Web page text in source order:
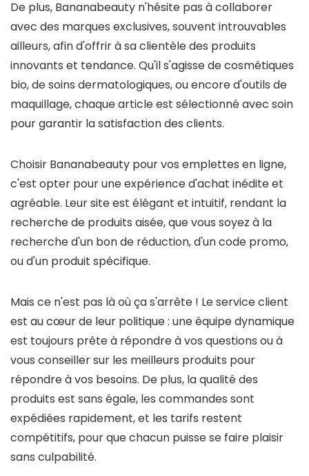
De plus, Bananabeauty n'hésite pas à collaborer
avec des marques exclusives, souvent introuvables
ailleurs, afin d'offrir à sa clientèle des produits
innovants et tendance. Qu'il s'agisse de cosmétiques
bio, de soins dermatologiques, ou encore d'outils de
maquillage, chaque article est sélectionné avec soin
pour garantir la satisfaction des clients.
Choisir Bananabeauty pour vos emplettes en ligne,
c'est opter pour une expérience d'achat inédite et
agréable. Leur site est élégant et intuitif, rendant la
recherche de produits aisée, que vous soyez à la
recherche d'un bon de réduction, d'un code promo,
ou d'un produit spécifique.
Mais ce n'est pas là où ça s'arrête ! Le service client
est au cœur de leur politique : une équipe dynamique
est toujours prête à répondre à vos questions ou à
vous conseiller sur les meilleurs produits pour
répondre à vos besoins. De plus, la qualité des
produits est sans égale, les commandes sont
expédiées rapidement, et les tarifs restent
compétitifs, pour que chacun puisse se faire plaisir
sans culpabilité.